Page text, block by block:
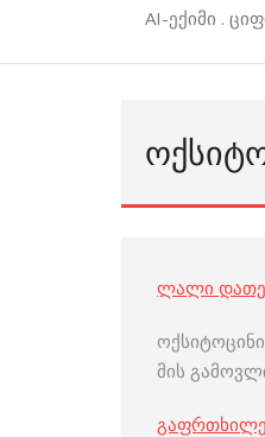
AI-ექიმი .
ლალი
მის